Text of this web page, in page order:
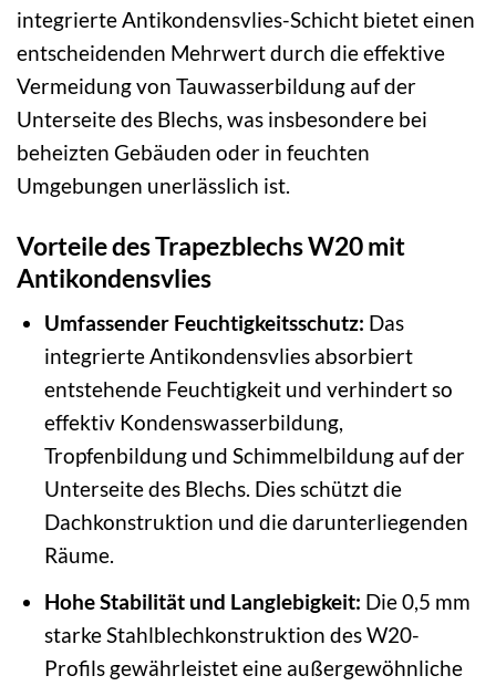
integrierte Antikondensvlies-Schicht bietet einen
entscheidenden Mehrwert durch die effektive
Vermeidung von Tauwasserbildung auf der
Unterseite des Blechs, was insbesondere bei
beheizten Gebäuden oder in feuchten
Umgebungen unerlässlich ist.
Vorteile des Trapezblechs W20 mit
Antikondensvlies
Umfassender Feuchtigkeitsschutz: Das
integrierte Antikondensvlies absorbiert
entstehende Feuchtigkeit und verhindert so
effektiv Kondenswasserbildung,
Tropfenbildung und Schimmelbildung auf der
Unterseite des Blechs. Dies schützt die
Dachkonstruktion und die darunterliegenden
Räume.
Hohe Stabilität und Langlebigkeit: Die 0,5 mm
starke Stahlblechkonstruktion des W20-
Profils gewährleistet eine außergewöhnliche